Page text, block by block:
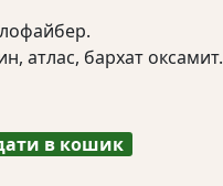
атлас, бархат оксамит.
в кошик